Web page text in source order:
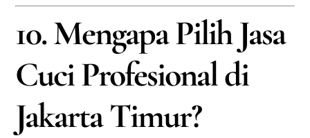
10. Mengapa Pilih Jasa
Cuci Profesional di
Jakarta Timur?